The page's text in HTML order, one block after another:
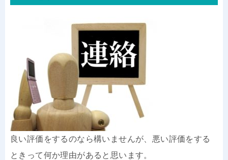
良い評価をするのなら構いませんが、悪い評価をする
ときって何か理由があると思います。